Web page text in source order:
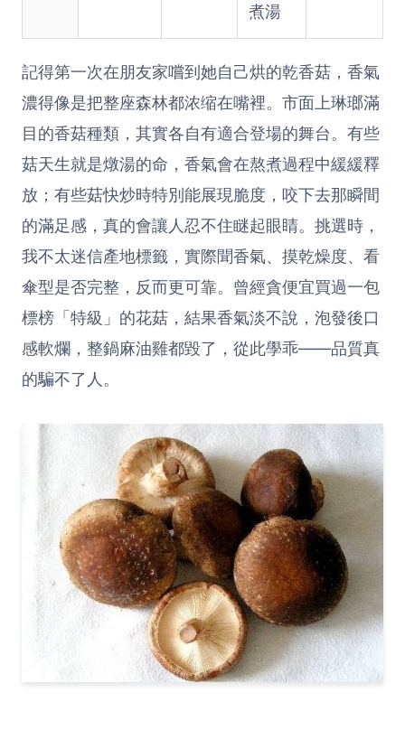
煮湯
記得第一次在朋友家嚐到她自己烘的乾香菇，香氣
濃得像是把整座森林都浓缩在嘴裡。市面上琳瑯滿
目的香菇種類，其實各自有適合登場的舞台。有些
菇天生就是燉湯的命，香氣會在熬煮過程中緩緩釋
放；有些菇快炒時特別能展現脆度，咬下去那瞬間
的滿足感，真的會讓人忍不住瞇起眼睛。挑選時，
我不太迷信產地標籤，實際聞香氣、摸乾燥度、看
傘型是否完整，反而更可靠。曾經貪便宜買過一包
標榜「特級」的花菇，結果香氣淡不說，泡發後口
感軟爛，整鍋麻油雞都毀了，從此學乖——品質真
的騙不了人。